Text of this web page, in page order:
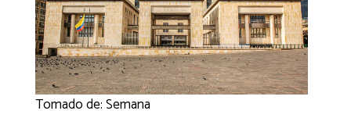
Tomado de: Semana